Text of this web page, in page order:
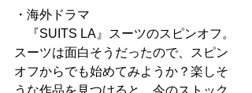
・海外ドラマ
『SUITS LA』スーツのスピンオフ。
スーツは面白そうだったので、スピン
オフからでも始めてみようか？楽しそ
うな作品を見つけると、今のストック